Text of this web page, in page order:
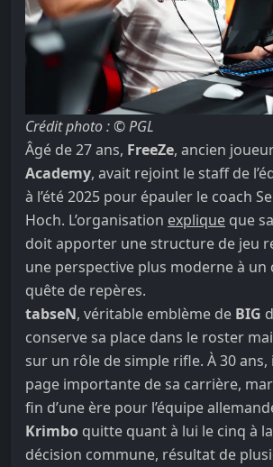
Crédit photo : © PGL
Âgé de 27 ans, FreeZe, ancien
Academy, avait rejoint le staff de
à l’été 2025 pour épauler le coach
Hoch. L’organisation explique que
doit apporter une structure de jeu
une perspective plus moderne à un
quête de repères.
tabseN, véritable emblème de BIG
conserve sa place dans le roster
sur un rôle de simple rifle. À 30
page importante de sa carrière,
fin d’une ère pour l’équipe
Krimbo quitte quant à lui le cinq à
décision commune, résultat de